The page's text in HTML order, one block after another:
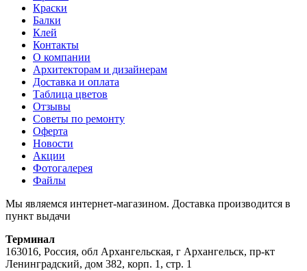
Краски
Балки
Клей
Контакты
О компании
Архитекторам и дизайнерам
Доставка и оплата
Таблица цветов
Отзывы
Советы по ремонту
Оферта
Новости
Акции
Фотогалерея
Файлы
Мы являемся интернет-магазином. Доставка производится в
пункт выдачи
Терминал
163016, Россия, обл Архангельская, г Архангельск, пр-кт
Ленинградский, дом 382, корп. 1, стр. 1